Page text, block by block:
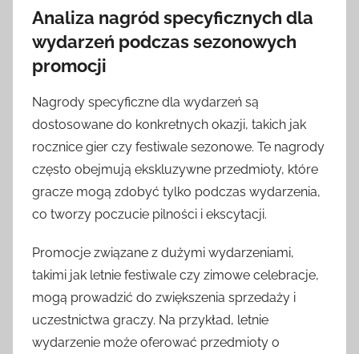
Analiza nagród specyficznych dla
wydarzeń podczas sezonowych
promocji
Nagrody specyficzne dla wydarzeń są
dostosowane do konkretnych okazji, takich jak
rocznice gier czy festiwale sezonowe. Te nagrody
często obejmują ekskluzywne przedmioty, które
gracze mogą zdobyć tylko podczas wydarzenia,
co tworzy poczucie pilności i ekscytacji.
Promocje związane z dużymi wydarzeniami,
takimi jak letnie festiwale czy zimowe celebracje,
mogą prowadzić do zwiększenia sprzedaży i
uczestnictwa graczy. Na przykład, letnie
wydarzenie może oferować przedmioty o